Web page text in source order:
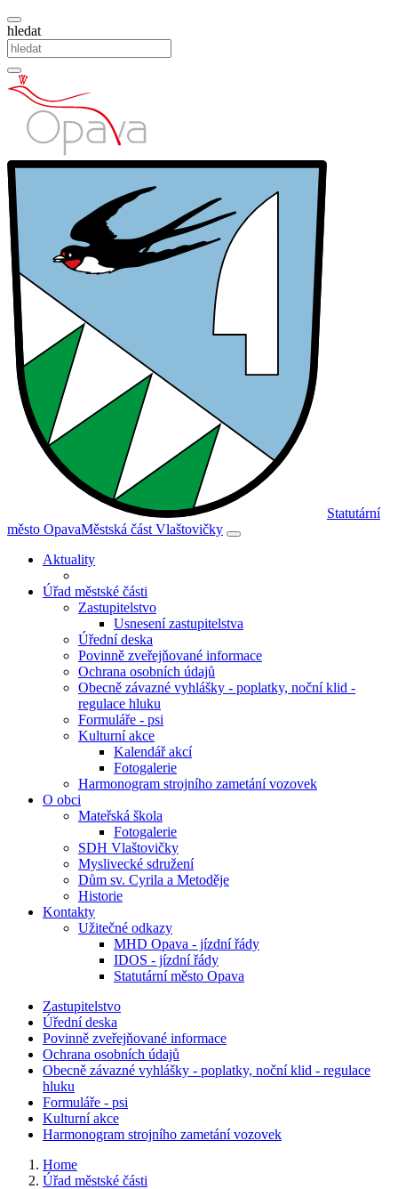
hledat
Statutární
město OpavaMěstská část Vlaštovičky
Aktuality
Úřad městské části
Zastupitelstvo
Usnesení zastupitelstva
Úřední deska
Povinně zveřejňované informace
Ochrana osobních údajů
Obecně závazné vyhlášky - poplatky, noční klid -
regulace hluku
Formuláře - psi
Kulturní akce
Kalendář akcí
Fotogalerie
Harmonogram strojního zametání vozovek
O obci
Mateřská škola
Fotogalerie
SDH Vlaštovičky
Myslivecké sdružení
Dům sv. Cyrila a Metoděje
Historie
Kontakty
Užitečné odkazy
MHD Opava - jízdní řády
IDOS - jízdní řády
Statutární město Opava
Zastupitelstvo
Úřední deska
Povinně zveřejňované informace
Ochrana osobních údajů
Obecně závazné vyhlášky - poplatky, noční klid - regulace
hluku
Formuláře - psi
Kulturní akce
Harmonogram strojního zametání vozovek
Home
Úřad městské části